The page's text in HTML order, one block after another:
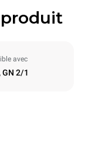
avec
GN 2/1